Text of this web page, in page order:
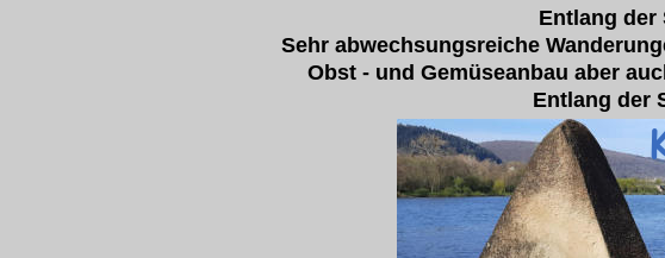
Entlang der
Sehr abwechsungsreiche
Obst - und Gemüseanbau aber
Entlang der